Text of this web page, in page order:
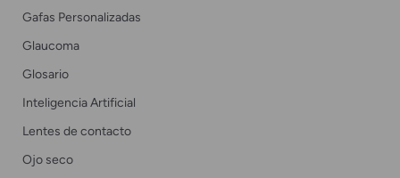
Gafas Personalizadas
Glaucoma
Glosario
Inteligencia Artificial
Lentes de contacto
Ojo seco